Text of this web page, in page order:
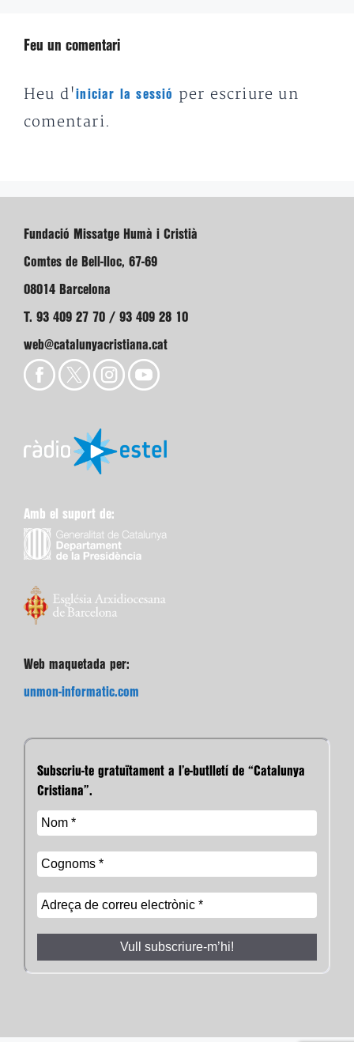
Feu un comentari
Heu d'iniciar la sessió
per escriure un
comentari.
Fundació Missatge Humà i Cristià
Comtes de Bell-lloc, 67-69
08014 Barcelona
T. 93 409 27 70 / 93 409 28 10
web@catalunyacristiana.cat
Amb el suport de:
Web maquetada per:
unmon-informatic.com
Subscriu-te gratuïtament a l’e-butlletí de “Catalunya
Cristiana”.